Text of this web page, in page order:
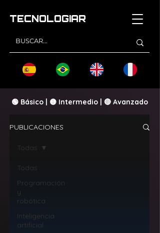
TECNOLOGIAR
🟢 Básico | 🟡 Intermedio | 🔴 Avanzado
PUBLICACIONES
Todas
Programación
y
robótica
Inteligencia
artificial
Todas